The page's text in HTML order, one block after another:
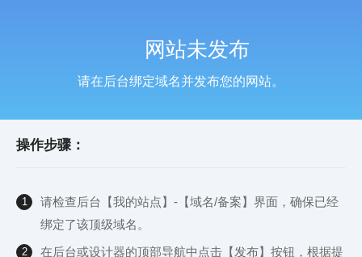
网站未发布
请在后台绑定域名并发布您的网站。
操作步骤：
1
请检查后台【我的站点】-【域名/备案】界面，确保已经
绑定了该顶级域名。
2
在后台或设计器的顶部导航中点击【发布】按钮，根据提